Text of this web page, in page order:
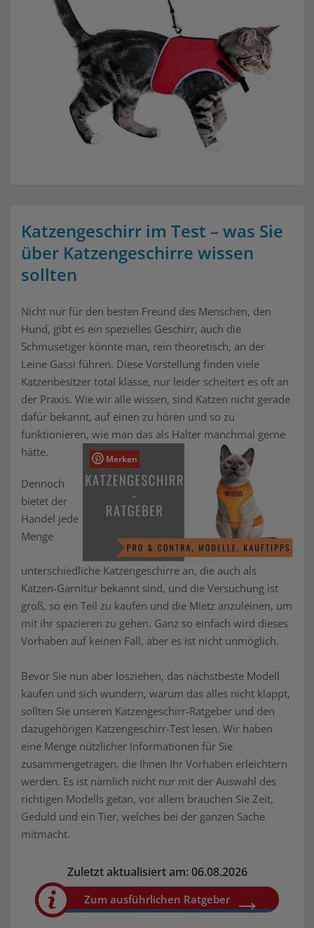
Katzengeschirr im Test – was Sie
über Katzengeschirre wissen
sollten
Nicht nur für den besten Freund des Menschen, den
Hund, gibt es ein spezielles Geschirr, auch die
Schmusetiger könnte man, rein theoretisch, an der
Leine Gassi führen. Diese Vorstellung finden viele
Katzenbesitzer total klasse, nur leider scheitert es oft an
der Praxis. Wie wir alle wissen, sind Katzen nicht gerade
dafür bekannt, auf einen zu hören und so zu
funktionieren, wie man das als Halter manchmal gerne
hätte.
Merken
Dennoch
bietet der
Handel jede
Menge
unterschiedliche Katzengeschirre an, die auch als
Katzen-Garnitur bekannt sind, und die Versuchung ist
groß, so ein Teil zu kaufen und die Mietz anzuleinen, um
mit ihr spazieren zu gehen. Ganz so einfach wird dieses
Vorhaben auf keinen Fall, aber es ist nicht unmöglich.
Bevor Sie nun aber losziehen, das nächstbeste Modell
kaufen und sich wundern, warum das alles nicht klappt,
sollten Sie unseren Katzengeschirr-Ratgeber und den
dazugehörigen Katzengeschirr-Test lesen. Wir haben
eine Menge nützlicher Informationen für Sie
zusammengetragen, die Ihnen Ihr Vorhaben erleichtern
werden. Es ist nämlich nicht nur mit der Auswahl des
richtigen Modells getan, vor allem brauchen Sie Zeit,
Geduld und ein Tier, welches bei der ganzen Sache
mitmacht.
Zuletzt aktualisiert am: 06.08.2026
Zum ausführlichen Ratgeber